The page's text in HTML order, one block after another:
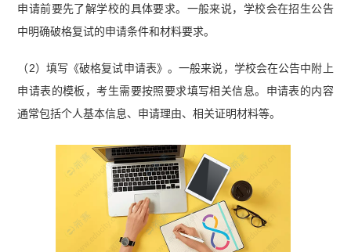
申请前要先了解学校的具体要求。一般来说，学校会在招生公告
中明确破格复试的申请条件和材料要求。
（2）填写《破格复试申请表》。一般来说，学校会在公告中附上
申请表的模板，考生需要按照要求填写相关信息。申请表的内容
通常包括个人基本信息、申请理由、相关证明材料等。